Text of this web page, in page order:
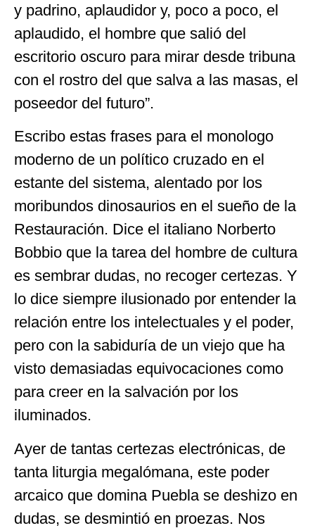
y padrino, aplaudidor y, poco a poco, el
aplaudido, el hombre que salió del
escritorio oscuro para mirar desde tribuna
con el rostro del que salva a las masas, el
poseedor del futuro”.
Escribo estas frases para el monologo
moderno de un político cruzado en el
estante del sistema, alentado por los
moribundos dinosaurios en el sueño de la
Restauración. Dice el italiano Norberto
Bobbio que la tarea del hombre de cultura
es sembrar dudas, no recoger certezas. Y
lo dice siempre ilusionado por entender la
relación entre los intelectuales y el poder,
pero con la sabiduría de un viejo que ha
visto demasiadas equivocaciones como
para creer en la salvación por los
iluminados.
Ayer de tantas certezas electrónicas, de
tanta liturgia megalómana, este poder
arcaico que domina Puebla se deshizo en
dudas, se desmintió en proezas. Nos